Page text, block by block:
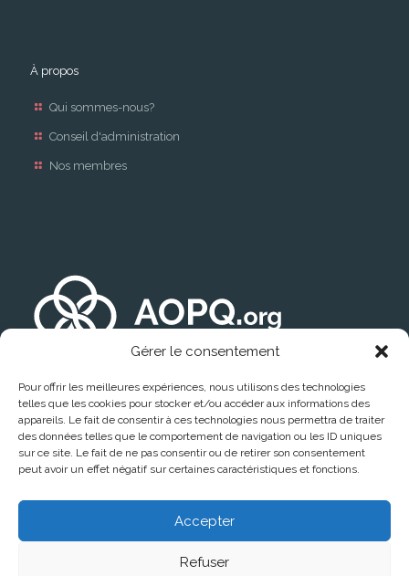
Gérer le consentement
Pour offrir les meilleures expériences, nous utilisons des technologies
telles que les cookies pour stocker et/ou accéder aux informations des
appareils. Le fait de consentir à ces technologies nous permettra de traiter
des données telles que le comportement de navigation ou les ID uniques
sur ce site. Le fait de ne pas consentir ou de retirer son consentement
peut avoir un effet négatif sur certaines caractéristiques et fonctions.
Accepter
Refuser
À propos
Qui sommes-nous?
Conseil d'administration
Nos membres